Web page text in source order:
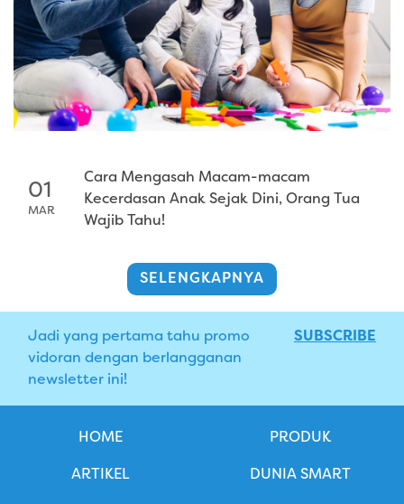
01
MAR
Cara Mengasah Macam-macam
Kecerdasan Anak Sejak Dini, Orang Tua
Wajib Tahu!
SELENGKAPNYA
Jadi yang pertama tahu promo
vidoran dengan berlangganan
newsletter ini!
SUBSCRIBE
HOME PRODUK
ARTIKEL DUNIA SMART